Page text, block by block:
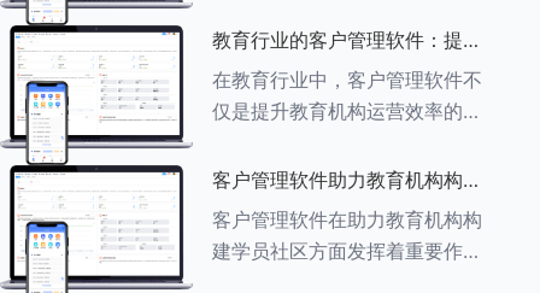
多种渠道，提升教育机构的市场
竞争力、客户满意度和运营效
率。以下是对这一策略的具体分
析： ###
教育行业的客户管理软件：提升
家长参与度的关键
在教育行业中，客户管理软件不
仅是提升教育机构运营效率的重
促进家校合作的关键。以下将详
细探讨如何通过教育行业的客户
管理软件来提升家长的参与度。
###
客户管理软件助力教育机构构建
学员社区
客户管理软件在助力教育机构构
建学员社区方面发挥着重要作